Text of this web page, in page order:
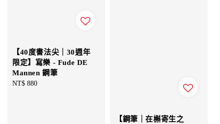
【40度書法尖｜30週年
限定】寫樂 - Fude DE
Mannen 鋼筆
Regular
NT$ 880
【鋼筆｜在槲寄生之